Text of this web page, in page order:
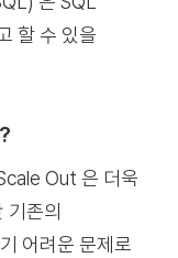
할 수 있을
Out 은 더욱
기존의
어려운 문제로